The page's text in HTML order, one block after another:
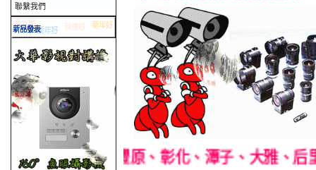
台中、豐原、彰化、潭子、大雅、后里
聯繫我們